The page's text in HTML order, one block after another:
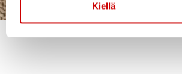
Kiellä